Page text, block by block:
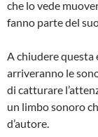
che lo vede
fanno parte del
A chiudere questa
arriveranno le
di catturare
un limbo sonoro
d’autore.